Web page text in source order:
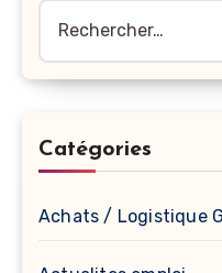
Catégories
Achats / Logistique